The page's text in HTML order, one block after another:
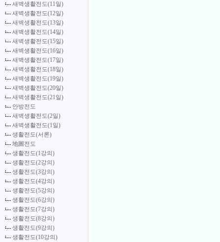
새벽생활전도(11일)
새벽생활전도(12일)
새벽생활전도(13일)
새벽생활전도(14일)
새벽생활전도(15일)
새벽생활전도(16일)
새벽생활전도(17일)
새벽생활전도(18일)
새벽생활전도(19일)
새벽생활전도(20일)
새벽생활전도(21일)
안방전도
새벽생활전도(2일)
새벽생활전도(1일)
생활전도(서론)
地圖전도
생활전도(1강의)
생활전도(2강의)
생활전도(3강의)
생활전도(4강의)
생활전도(5강의)
생활전도(6강의)
생활전도(7강의)
생활전도(8강의)
생활전도(9강의)
생활전도(10강의)